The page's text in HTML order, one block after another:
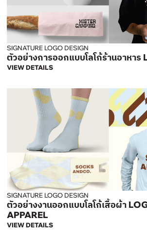
SIGNATURE LOGO DESIGN
ตัวอย่างการออกแบบโลโก้ร้านอาหาร
VIEW DETAILS
SIGNATURE LOGO DESIGN
ตัวอย่างงานออกแบบโลโก้เสื้อผ้า
APPAREL
VIEW DETAILS